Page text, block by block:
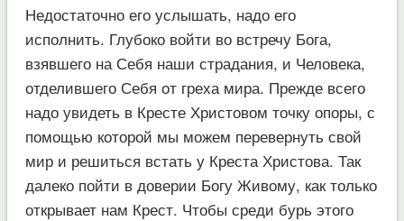
Недостаточно его услышать, надо его
исполнить. Глубоко войти во встречу Бога,
взявшего на Себя наши страдания, и Человека,
отделившего Себя от греха мира. Прежде всего
надо увидеть в Кресте Христовом точку опоры, с
помощью которой мы можем перевернуть свой
мир и решиться встать у Креста Христова. Так
далеко пойти в доверии Богу Живому, как только
открывает нам Крест. Чтобы среди бурь этого